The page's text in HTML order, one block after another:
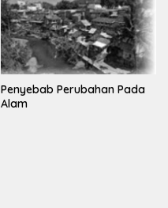
Penyebab Perubahan Pada
Alam